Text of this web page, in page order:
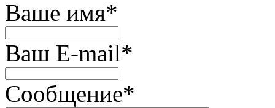
Ваше имя*
Ваш E-mail*
Сообщение*